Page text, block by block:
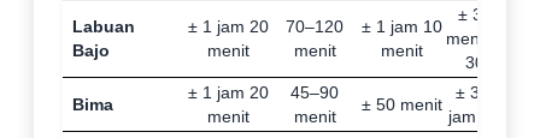
Labuan
Bajo
± 1 jam 20
menit
70–120
menit
± 1 jam 10
menit
± 3 jam 40
menit – 4
30 menit
Bima
± 1 jam 20
menit
45–90
menit
± 50 menit
± 3 jam – 3
jam 40